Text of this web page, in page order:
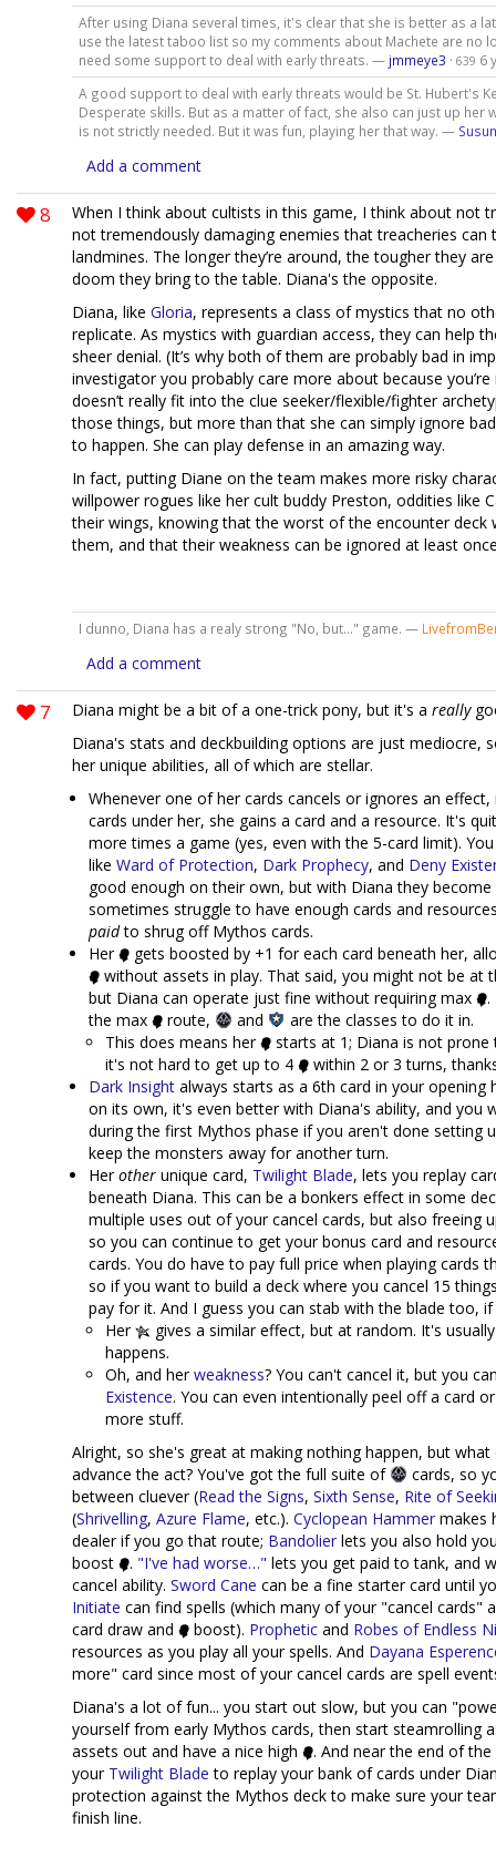
After using Diana several times, it's clear that she is better as a
use the latest taboo list so my comments about Machete are no
need some support to deal with early threats. — jmmeye3 · 639 6
A good support to deal with early threats would be St. Hubert's
Desperate skills. But as a matter of fact, she also can just up her
is not strictly needed. But it was fun, playing her that way. —
Add a comment
8
When I think about cultists in this game, I think about not
not tremendously damaging enemies that treacheries can
landmines. The longer they’re around, the tougher they
doom they bring to the table. Diana's the opposite.
Diana, like Gloria, represents a class of mystics that no
replicate. As mystics with guardian access, they can help
sheer denial. (It’s why both of them are probably bad in
investigator you probably care more about because
doesn’t really fit into the clue seeker/flexible/fighter
those things, but more than that she can simply ignore
to happen. She can play defense in an amazing way.
In fact, putting Diane on the team makes more risky
willpower rogues like her cult buddy Preston, oddities like
their wings, knowing that the worst of the encounter deck
them, and that their weakness can be ignored at least
I dunno, Diana has a realy strong "No, but..." game. —
Add a comment
7 Diana might be a bit of a one-trick pony, but it's a really
Diana's stats and deckbuilding options are just mediocre,
her unique abilities, all of which are stellar.
Whenever one of her cards cancels or ignores an
cards under her, she gains a card and a resource. It's
more times a game (yes, even with the 5-card limit).
like Ward of Protection, Dark Prophecy, and Deny
good enough on their own, but with Diana they
sometimes struggle to have enough cards and
paidto shrug off Mythos cards.
Her
gets boosted by +1 for each card beneath her,
without assets in play. That said, you might not be at
but Diana can operate just fine without requiring max
.
the max
route, and
are the classes to do it in.
This does means her
starts at 1; Diana is not
it's not hard to get up to 4
within 2 or 3 turns,
Dark Insight always starts as a 6th card in your opening
on its own, it's even better with Diana's ability, and you
during the first Mythos phase if you aren't done setting
keep the monsters away for another turn.
Herother unique card, Twilight Blade, lets you replay
beneath Diana. This can be a bonkers effect in some
multiple uses out of your cancel cards, but also freeing
so you can continue to get your bonus card and
cards. You do have to pay full price when playing cards
so if you want to build a deck where you cancel 15
pay for it. And I guess you can stab with the blade too,
Her
gives a similar effect, but at random. It's
happens.
Oh, and herweakness? You can't cancel it, but you
Existence. You can even intentionally peel off a card
more stuff.
Alright, so she's great at making nothing happen, but
advance the act? You've got the full suite of
cards, so
between cluever (Read the Signs, Sixth Sense, Rite of
(Shrivelling, Azure Flame, etc.). Cyclopean Hammer makes
dealer if you go that route; Bandolier lets you also hold
boost
. "I've had worse…" lets you get paid to tank, and
cancel ability. Sword Cane can be a fine starter card until
Initiate can find spells (which many of your "cancel cards"
card draw and
boost). Prophetic and Robes of Endless
resources as you play all your spells. And Dayana
more" card since most of your cancel cards are spell
Diana's a lot of fun... you start out slow, but you can
yourself from early Mythos cards, then start steamrolling
assets out and have a nice high
. And near the end of
your Twilight Blade to replay your bank of cards under
protection against the Mythos deck to make sure your
finish line.